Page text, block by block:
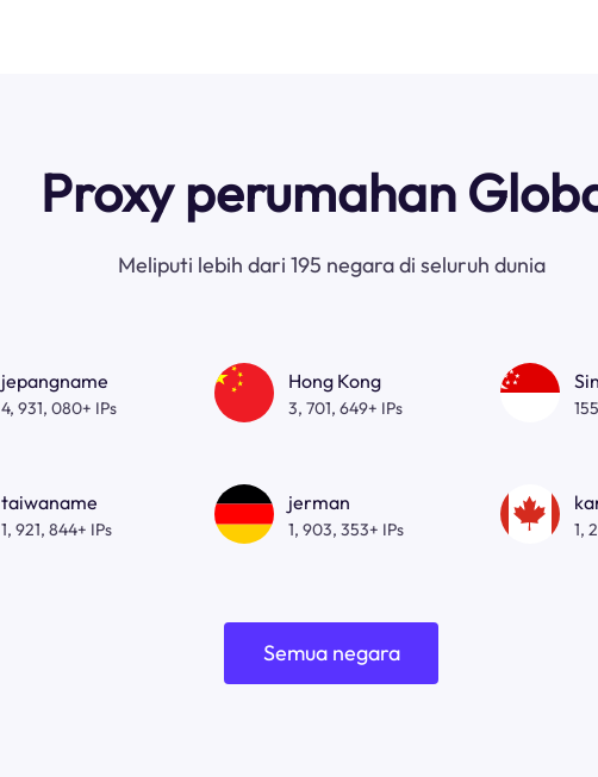
Proxy perumahan
Meliputi lebih dari 195 negara di seluruh dunia
jepangname
4, 931, 080+ IPs
Hong Kong
3, 701, 649+ IPs
taiwaname
1, 921, 844+ IPs
jerman
1, 903, 353+ IPs 1,
Semua negara